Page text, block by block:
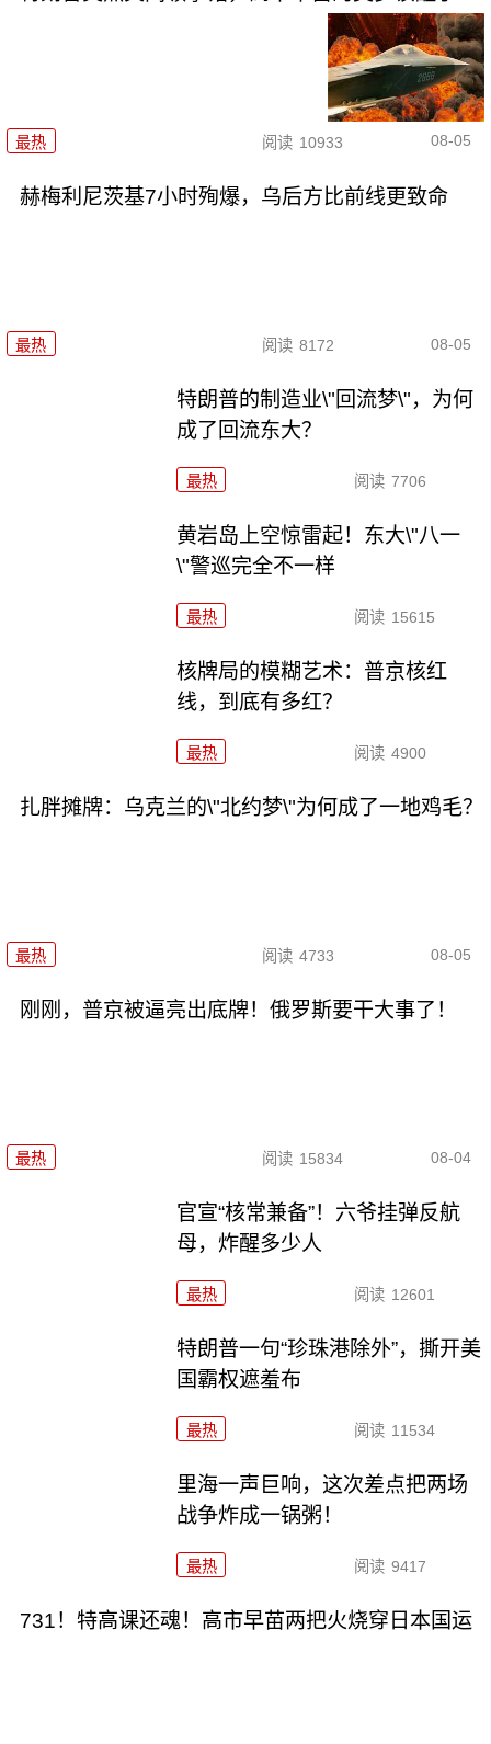
最热 阅读 10933 08-05
赫梅利尼茨基7小时殉爆，乌后方比前线更致命
最热 阅读 8172 08-05
特朗普的制造业\"回流梦\"，为何
成了回流东大？
最热 阅读 7706
黄岩岛上空惊雷起！东大\"八一
\"警巡完全不一样
最热 阅读 15615
核牌局的模糊艺术：普京核红
线，到底有多红？
最热 阅读 4900
扎胖摊牌：乌克兰的\"北约梦\"为何成了一地鸡毛？
最热 阅读 4733 08-05
刚刚，普京被逼亮出底牌！俄罗斯要干大事了！
最热 阅读 15834 08-04
官宣“核常兼备”！六爷挂弹反航
母，炸醒多少人
最热 阅读 12601
特朗普一句“珍珠港除外”，撕开美
国霸权遮羞布
最热 阅读 11534
里海一声巨响，这次差点把两场
战争炸成一锅粥！
最热 阅读 9417
731！特高课还魂！高市早苗两把火烧穿日本国运